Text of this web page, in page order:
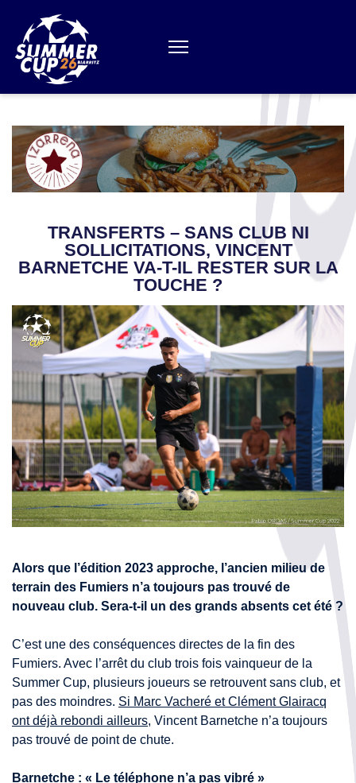
contenu
(Pressez
TRANSFERTS – SANS CLUB NI
SOLLICITATIONS, VINCENT
BARNETCHE VA-T-IL RESTER SUR LA
TOUCHE ?
Alors que l’édition 2023 approche, l’ancien milieu de
terrain des Fumiers n’a toujours pas trouvé de
nouveau club. Sera-t-il un des grands absents cet été ?
C’est une des conséquences directes de la fin des
Fumiers. Avec l’arrêt du club trois fois vainqueur de la
Summer Cup, plusieurs joueurs se retrouvent sans club, et
pas des moindres. Si Marc Vacheré et Clément Glairacq
ont déjà rebondi ailleurs, Vincent Barnetche n’a toujours
pas trouvé de point de chute.
Barnetche : « Le téléphone n’a pas vibré »